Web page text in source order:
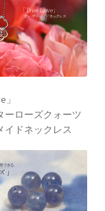
」
ーローズクォーツ
イドネックレス